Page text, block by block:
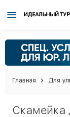
ИДЕАЛЬНЫЙ
Главная Для
Скамейка